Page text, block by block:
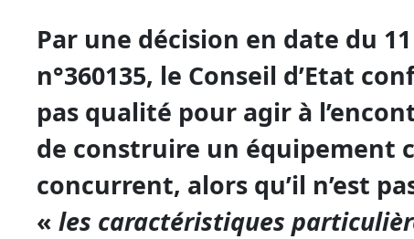
Par une décision en date du
n°360135, le Conseil d’Etat
pas qualité pour agir à
de construire un équipement
concurrent, alors qu’il n’est
«les caractéristiques